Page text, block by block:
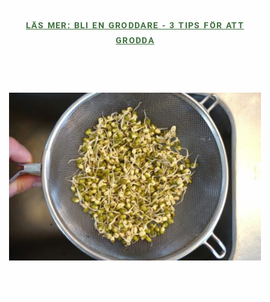
LÄS MER: BLI EN GRODDARE - 3 TIPS FÖR ATT
GRODDA